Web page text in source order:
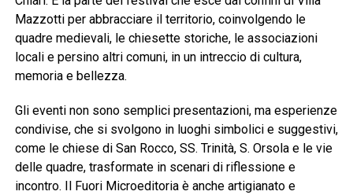
Mazzotti per abbracciare il territorio, coinvolgendo le
quadre medievali, le chiesette storiche, le associazioni
locali e persino altri comuni, in un intreccio di cultura,
memoria e bellezza.
Gli eventi non sono semplici presentazioni, ma esperienze
condivise, che si svolgono in luoghi simbolici e suggestivi,
come le chiese di San Rocco, SS. Trinità, S. Orsola e le vie
delle quadre, trasformate in scenari di riflessione e
incontro. Il Fuori Microeditoria è anche artigianato e